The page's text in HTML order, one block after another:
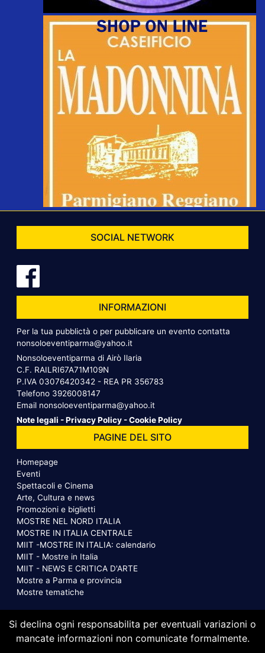
SOCIAL NETWORK
INFORMAZIONI
Per la tua pubblictà o per pubblicare un evento contatta
nonsoloeventiparma@yahoo.it
Nonsoloeventiparma di Airò Ilaria
C.F. RAILRI67A71M109N
P.IVA 03076420342 - REA PR 356783
Telefono 3926008147
Email nonsoloeventiparma@yahoo.it
Note legali -Privacy Policy -Cookie Policy
PAGINE DEL SITO
Homepage
Eventi
Spettacoli e Cinema
Arte, Cultura e news
Promozioni e biglietti
MOSTRE NEL NORD ITALIA
MOSTRE IN ITALIA CENTRALE
MIIT -MOSTRE IN ITALIA: calendario
MIIT - Mostre in Italia
MIIT - NEWS E CRITICA D'ARTE
Mostre a Parma e provincia
Mostre tematiche
Si declina ogni responsabilita per eventuali variazioni o
mancate informazioni non comunicate formalmente.